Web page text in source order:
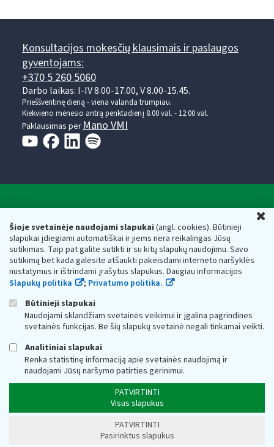
Šioje svetainėje naudojami slapukai(angl. cookies). Būtinieji
slapukai įdiegiami automatiškai ir jiems nėra reikalingas Jūsų
sutikimas. Taip pat galite sutikti ir su kitų slapukų naudojimu. Savo
sutikimą bet kada galėsite atšaukti pakeisdami interneto naršyklės
nustatymus ir ištrindami įrašytus slapukus. Daugiau informacijos
Slapukų politika
; Privatumo politika.
Būtinieji slapukai
Naudojami sklandžiam svetainės veikimui ir įgalina pagrindines
svetainės funkcijas. Be šių slapukų svetainė negali tinkamai veikti.
Analitiniai slapukai
Renka statistinę informaciją apie svetainės naudojimą ir
naudojami Jūsų naršymo patirties gerinimui.
PATVIRTINTI
Visus slapukus
PATVIRTINTI
Pasirinktus slapukus
Konsultacijos mokesčių klausimais ir paslaugos
gyventojams:
+370 5 260 5060
Darbo laikas: I-IV 8.00-17.00, V 8.00-15.45.
Prieššventinę dieną - viena valanda trumpiau.
Kiekvieno mėnesio antrą penktadienį 8.00 val. - 12.00 val.
Paklausimas per Mano VMI
Respublikos finansų ministerijos
Biudžetinė įstaiga. Juridinio asmens kodas — 188659752,
adresas: Vasario 16-osios g. 14, 01107 Vilnius, Lietuva, el.paštas:
vmi@vmi.lt, E. pristatymo dėžutės adresas 188659752
Duomenys apie Valstybinę mokesčių inspekciją prie Lietuvos
Respublikos finansų ministerijos kaupiami ir saugomi Juridinių